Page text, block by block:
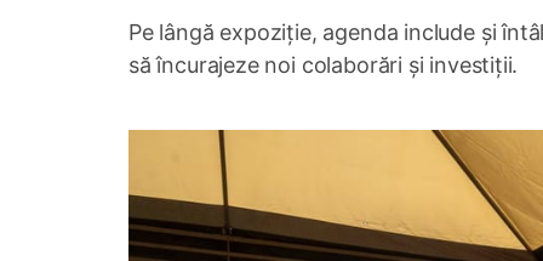
Pe lângă expoziție, agenda include și
să încurajeze noi colaborări și investiții.